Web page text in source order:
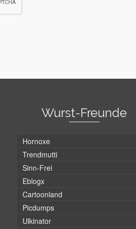
Wurst-Freunde
Hornoxe
Trendmutti
Sinn-Frei
Eblogx
Cartoonland
Picdumps
Ulkinator